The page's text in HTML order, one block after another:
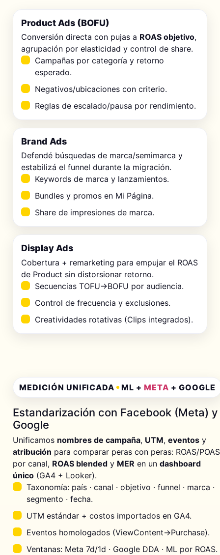
Product Ads (BOFU)
Conversión directa con pujas a ROAS objetivo,
agrupación por elasticidad y control de share.
Campañas por categoría y retorno
esperado.
Negativos/ubicaciones con criterio.
Reglas de escalado/pausa por rendimiento.
Brand Ads
Defendé búsquedas de marca/semimarca y
estabilizá el funnel durante la migración.
Keywords de marca y lanzamientos.
Bundles y promos en Mi Página.
Share de impresiones de marca.
Display Ads
Cobertura + remarketing para empujar el ROAS
de Product sin distorsionar retorno.
Secuencias TOFU→BOFU por audiencia.
Control de frecuencia y exclusiones.
Creatividades rotativas (Clips integrados).
MEDICIÓN UNIFICADA ML +META + GOOGLE
Estandarización con Facebook (Meta) y
Google
Unificamos nombres de campaña, UTM, eventos y
atribución para comparar peras con peras: ROAS/POAS
por canal, ROAS blended y MER en un dashboard
único (GA4 + Looker).
Taxonomía: país · canal · objetivo · funnel · marca ·
segmento · fecha.
UTM estándar + costos importados en GA4.
Eventos homologados (ViewContent→Purchase).
Ventanas: Meta 7d/1d · Google DDA · ML por ROAS.